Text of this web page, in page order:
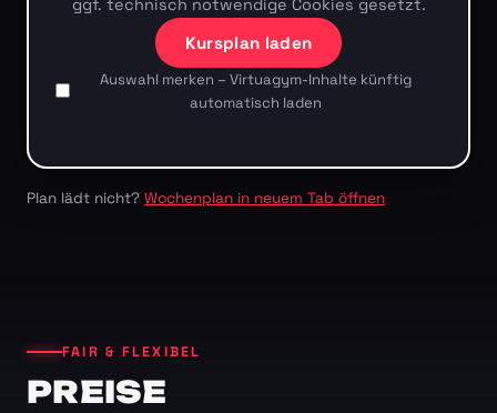
ggf. technisch notwendige Cookies gesetzt.
Kursplan laden
Auswahl merken – Virtuagym-Inhalte künftig
automatisch laden
Plan lädt nicht? Wochenplan in neuem Tab öffnen
FAIR & FLEXIBEL
PREISE